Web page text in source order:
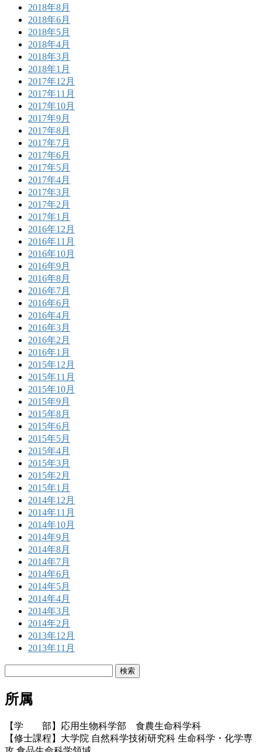
2018年8月
2018年6月
2018年5月
2018年4月
2018年3月
2018年1月
2017年12月
2017年11月
2017年10月
2017年9月
2017年8月
2017年7月
2017年6月
2017年5月
2017年4月
2017年3月
2017年2月
2017年1月
2016年12月
2016年11月
2016年10月
2016年9月
2016年8月
2016年7月
2016年6月
2016年4月
2016年3月
2016年2月
2016年1月
2015年12月
2015年11月
2015年10月
2015年9月
2015年8月
2015年6月
2015年5月
2015年4月
2015年3月
2015年2月
2015年1月
2014年12月
2014年11月
2014年10月
2014年9月
2014年8月
2014年7月
2014年6月
2014年5月
2014年4月
2014年3月
2014年2月
2013年12月
2013年11月
所属
【学 部】応用生物科学部 食農生命科学科
【修士課程】大学院 自然科学技術研究科 生命科学・化学専